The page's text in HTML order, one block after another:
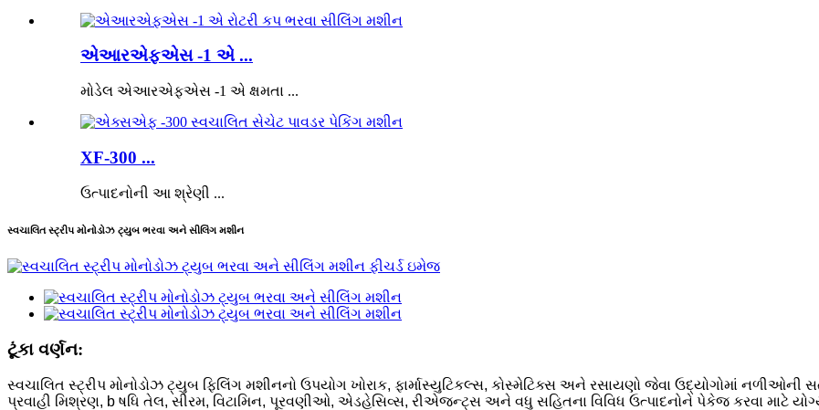
એઆરએફએસ -1 એ ...
મોડેલ એઆરએફએસ -1 એ ક્ષમતા ...
XF-300 ...
ઉત્પાદનોની આ શ્રેણી ...
સ્વચાલિત સ્ટ્રીપ મોનોડોઝ ટ્યુબ ભરવા અને સીલિંગ મશીન
ટૂંકા વર્ણન:
સ્વચાલિત સ્ટ્રીપ મોનોડોઝ ટ્યુબ ફિલિંગ મશીનનો ઉપયોગ ખોરાક, ફાર્માસ્યુટિકલ્સ, કોસ્મેટિક્સ અને રસાયણો જેવા ઉદ્યોગોમાં
પ્રવાહી મિશ્રણ, b ષધિ તેલ, સીરમ, વિટામિન, પૂરવણીઓ, એડહેસિવ્સ, રીએજન્ટ્સ અને વધુ સહિતના વિવિધ ઉત્પાદનોને પેકેજ કરવા માટે